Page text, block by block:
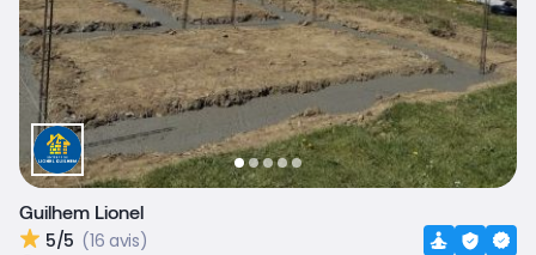
Guilhem Lionel
5/5 (16 avis)